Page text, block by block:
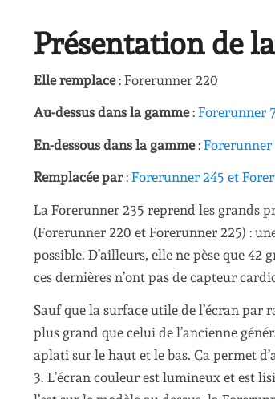
Présentation de
Elle remplace: Forerunner 220
Au-dessus dans la gamme: Forerunner
En-dessous dans la gamme: Forerunner
Remplacée par: Forerunner 245 et
La Forerunner 235 reprend les grands
(Forerunner 220 et Forerunner 225) :
possible. D’ailleurs, elle ne pèse que 42
ces dernières n’ont pas de capteur
Sauf que la surface utile de l’écran par
plus grand que celui de l’ancienne
aplati sur le haut et le bas. Ca permet
3. L’écran couleur est lumineux et est